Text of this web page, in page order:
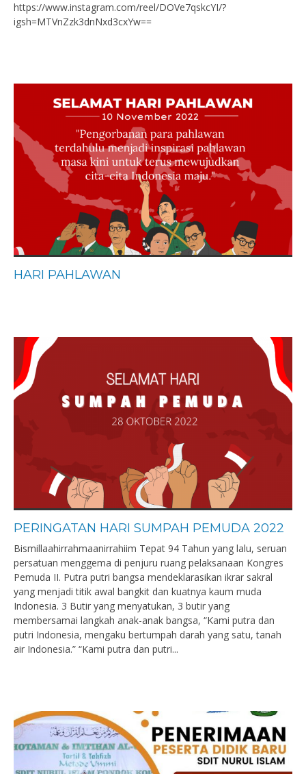
https://www.instagram.com/reel/DOVe7qskcYI/?
igsh=MTVnZzk3dnNxd3cxYw==
HARI PAHLAWAN
PERINGATAN HARI SUMPAH PEMUDA 2022
Bismillaahirrahmaanirrahiim Tepat 94 Tahun yang lalu, seruan
persatuan menggema di penjuru ruang pelaksanaan Kongres
Pemuda II. Putra putri bangsa mendeklarasikan ikrar sakral
yang menjadi titik awal bangkit dan kuatnya kaum muda
Indonesia. 3 Butir yang menyatukan, 3 butir yang
membersamai langkah anak-anak bangsa, “Kami putra dan
putri Indonesia, mengaku bertumpah darah yang satu, tanah
air Indonesia.” “Kami putra dan putri...